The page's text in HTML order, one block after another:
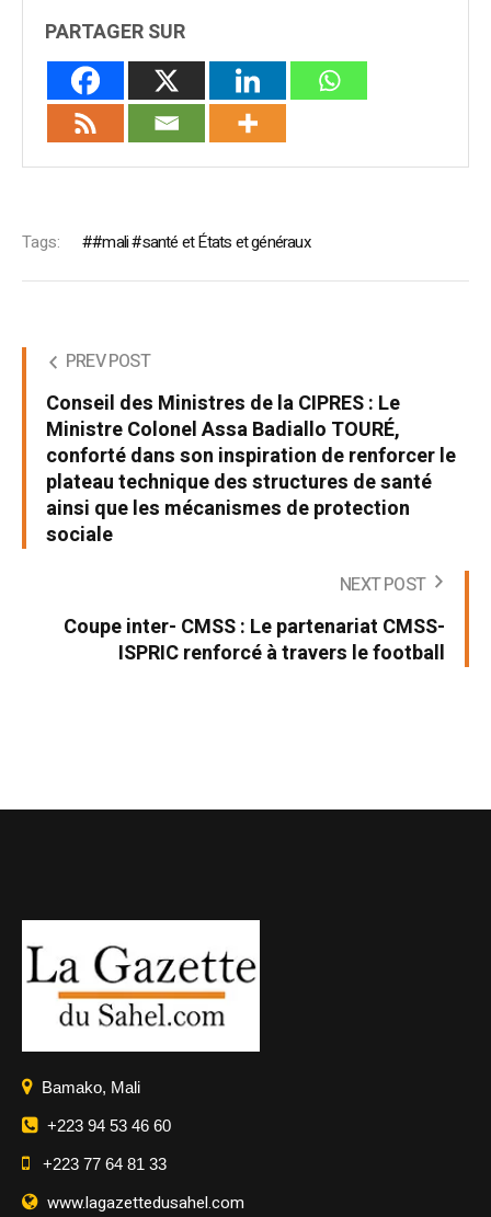
PARTAGER SUR
Tags: #mali #santé et États et généraux
PREV POST
Conseil des Ministres de la CIPRES : Le
Ministre Colonel Assa Badiallo TOURÉ,
conforté dans son inspiration de renforcer le
plateau technique des structures de santé
ainsi que les mécanismes de protection
sociale
NEXT POST
Coupe inter- CMSS : Le partenariat CMSS-
ISPRIC renforcé à travers le football
Bamako, Mali
+223 94 53 46 60
+223 77 64 81 33
www.lagazettedusahel.com